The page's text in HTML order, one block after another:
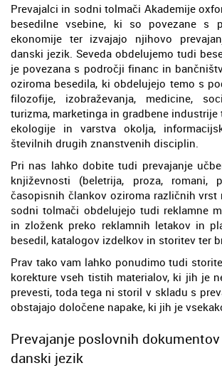
Prevajalci in sodni tolmači Akademije
besedilne vsebine, ki so povezane s
ekonomije ter izvajajo njihovo
danski jezik. Seveda obdelujemo tudi
je povezana s področji financ in
oziroma besedila, ki obdelujejo temo s
filozofije, izobraževanja, medicine,
turizma, marketinga in gradbene industrije
ekologije in varstva okolja,
številnih drugih znanstvenih disciplin.
Pri nas lahko dobite tudi prevajanje
književnosti (beletrija, proza, romani,
časopisnih člankov oziroma različnih vrst
sodni tolmači obdelujejo tudi reklamne
in zloženk preko reklamnih letakov in
besedil, katalogov izdelkov in storitev ter
Prav tako vam lahko ponudimo tudi
korekture vseh tistih materialov, ki jih je
prevesti, toda tega ni storil v skladu s
obstajajo določene napake, ki jih je
Prevajanje poslovnih
danski jezik